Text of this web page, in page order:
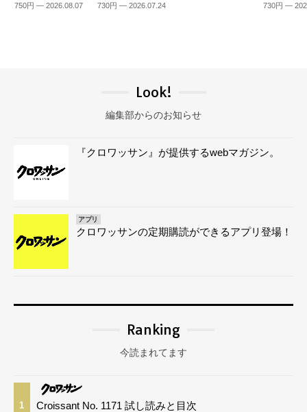
750円 — 2026.08.07 730円 — 2026.07.24 730円 —
Look!
編集部からのお知らせ
『クロワッサン』が提供するwebマガジン。
アプリ
クロワッサンの定期購読ができるアプリ登場！
Ranking
今読まれてます
1 Croissant No. 1171 試し読みと目次